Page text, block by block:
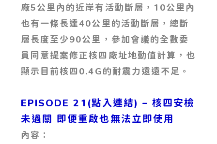
廠5公里內的近岸有活動斷層，10公里內
也有一條長達40公里的活動斷層，總斷
層長度至少90公里，參加會議的全數委
員同意提案修正核四廠址地動值計算，也
顯示目前核四0.4G的耐震力遠遠不足。
EPISODE 21(點入連結) – 核四安檢
未過關 即便重啟也無法立即使用
內容：